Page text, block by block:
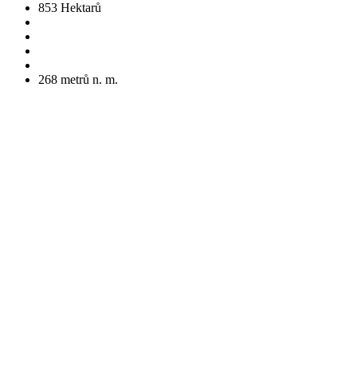
853 Hektarů
268 metrů n. m.